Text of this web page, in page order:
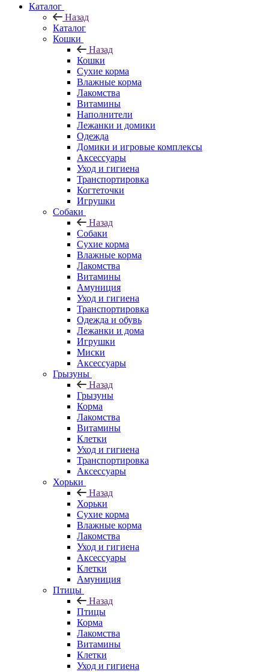
Каталог
Назад
Каталог
Кошки
Назад
Кошки
Сухие корма
Влажные корма
Лакомства
Витамины
Наполнители
Лежанки и домики
Одежда
Домики и игровые комплексы
Аксессуары
Уход и гигиена
Транспортировка
Когтеточки
Игрушки
Собаки
Назад
Собаки
Сухие корма
Влажные корма
Лакомства
Витамины
Амуниция
Уход и гигиена
Транспортировка
Одежда и обувь
Лежанки и дома
Игрушки
Миски
Аксессуары
Грызуны
Назад
Грызуны
Корма
Лакомства
Витамины
Клетки
Уход и гигиена
Транспортировка
Аксессуары
Хорьки
Назад
Хорьки
Сухие корма
Влажные корма
Лакомства
Уход и гигиена
Аксессуары
Клетки
Амуниция
Птицы
Назад
Птицы
Корма
Лакомства
Витамины
Клетки
Уход и гигиена